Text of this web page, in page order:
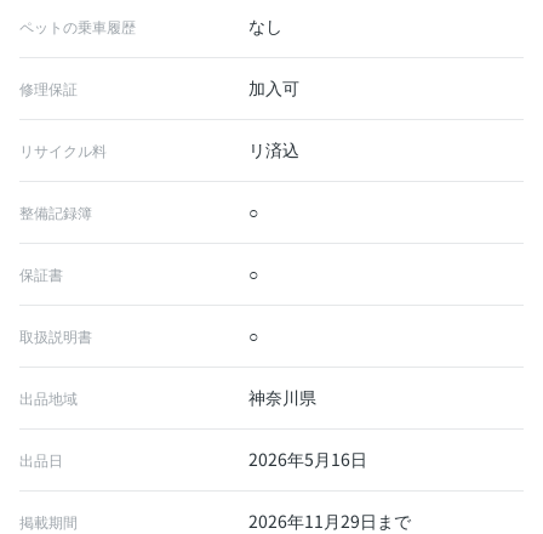
ペットの乗車履歴 なし
修理保証 加入可
リサイクル料 リ済込
整備記録簿 ○
保証書 ○
取扱説明書 ○
出品地域 神奈川県
出品日 2026年5月16日
掲載期間 2026年11月29日まで